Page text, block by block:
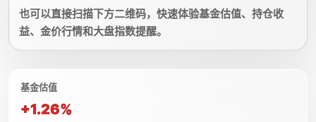
也可以直接扫描下方二维码，快速体验基金估值、持仓收
益、金价行情和大盘指数提醒。
基金估值
+1.26%